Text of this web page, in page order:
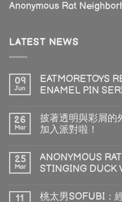
Anonymous Rat
LATEST NEWS
09
Jun
EATMORETOYS
ENAMEL PIN
26
Mar
披著透明與彩屑的
加入派對啦！
25
Mar
ANONYMOUS
STINGING DUCK
11
桃太男SOFUBI：